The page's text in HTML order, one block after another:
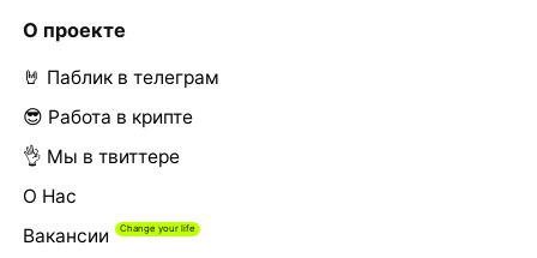
О проекте
🤘 Паблик в телеграм
😎 Работа в крипте
👌 Мы в твиттере
О Нас
Вакансии